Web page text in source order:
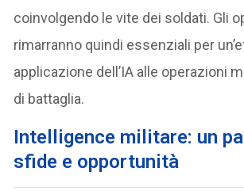
coinvolgendo le vite dei soldati. Gli
rimarranno quindi essenziali per
applicazione dell’IA alle operazioni
di battaglia.
Intelligence militare: un
sfide e opportunità